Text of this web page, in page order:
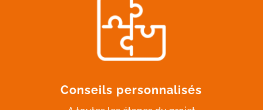
Conseils personnalisés